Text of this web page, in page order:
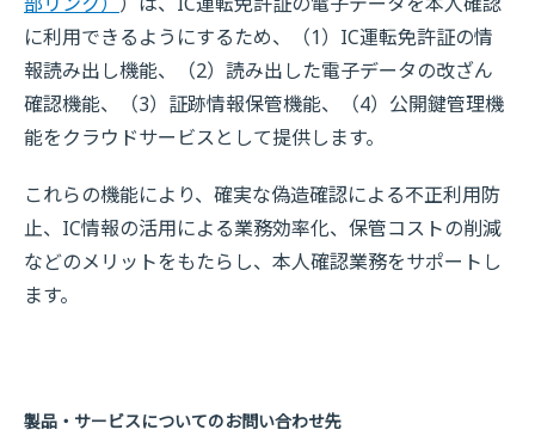
に利用できるようにするため、（1）IC運転免許証の情
報読み出し機能、（2）読み出した電子データの改ざん
確認機能、（3）証跡情報保管機能、（4）公開鍵管理機
能をクラウドサービスとして提供します。
これらの機能により、確実な偽造確認による不正利用防
止、IC情報の活用による業務効率化、保管コストの削減
などのメリットをもたらし、本人確認業務をサポートし
ます。
製品・サービスについてのお問い合わせ先